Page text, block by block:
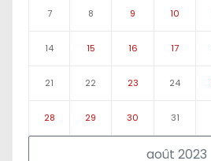
août 2023
7 8 9 10
14 15 16 17
21 22 23 24
28 29 30 31